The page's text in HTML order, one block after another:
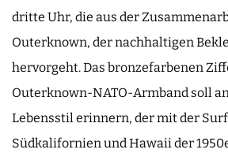
dritte Uhr, die aus der
Outerknown, der nachhaltigen
hervorgeht. Das bronzefarbenen
Outerknown-NATO-Armband soll
Lebensstil erinnern, der mit der
Südkalifornien und Hawaii der